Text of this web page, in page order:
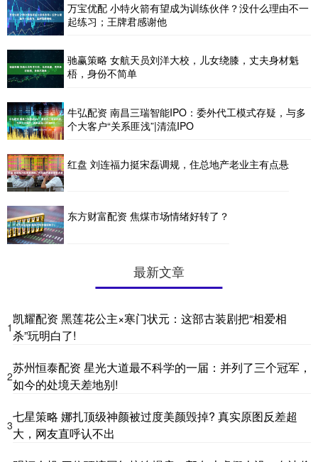
万宝优配 小特火箭有望成为训练伙伴？没什么理由不一
起练习；王牌君感谢他
驰赢策略 女航天员刘洋大校，儿女绕膝，丈夫身材魁
梧，身份不简单
牛弘配资 南昌三瑞智能IPO：委外代工模式存疑，与多
个大客户“关系匪浅”|清流IPO
红盘 刘连福力挺宋磊调规，住总地产老业主有点悬
东方财富配资 焦煤市场情绪好转了？
最新文章
1
凯耀配资 黑莲花公主×寒门状元：这部古装剧把“相爱相
杀”玩明白了!
2
苏州恒泰配资 星光大道最不科学的一届：并列了三个冠军，
如今的处境天差地别!
3
七星策略 娜扎顶级神颜被过度美颜毁掉? 真实原图反差超
大，网友直呼认不出